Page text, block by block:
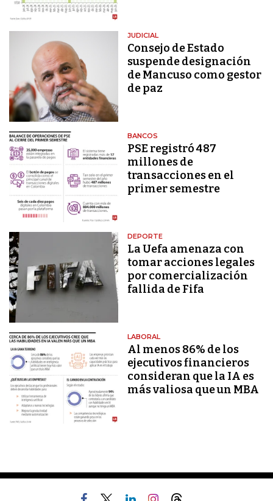
JUDICIAL
Consejo de Estado
suspende designación
de Mancuso como gestor
de paz
BANCOS
PSE registró 487
millones de
transacciones en el
primer semestre
DEPORTE
La Uefa amenaza con
tomar acciones legales
por comercialización
fallida de Fifa
LABORAL
Al menos 86% de los
ejecutivos financieros
consideran que la IA es
más valiosa que un MBA